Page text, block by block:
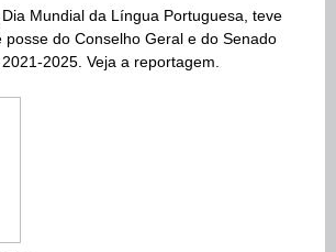
Mundial da Língua Portuguesa, teve
posse do Conselho Geral e do Senado
2025. Veja a reportagem.